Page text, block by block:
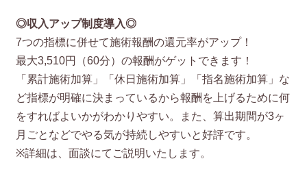
◎収入アップ制度導入◎
7つの指標に併せて施術報酬の還元率がアップ！
最大3,510円（60分）の報酬がゲットできます！
「累計施術加算」「休日施術加算」「指名施術加算」な
ど指標が明確に決まっているから報酬を上げるために何
をすればよいかがわかりやすい。また、算出期間が3ヶ
月ごとなどでやる気が持続しやすいと好評です。
※詳細は、面談にてご説明いたします。